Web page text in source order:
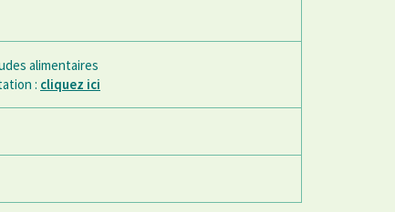
alimentaires
: cliquez ici